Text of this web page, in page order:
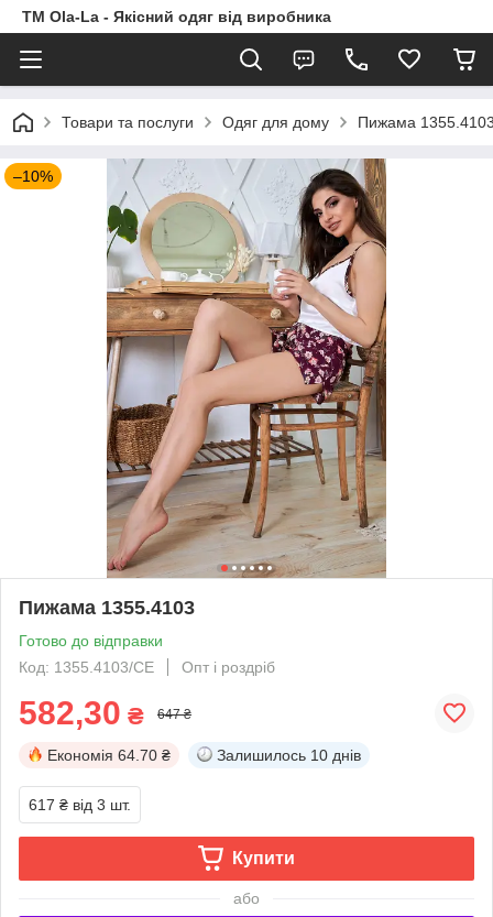
TM Ola-La - Якісний одяг від виробника
Товари та послуги Одяг для дому Пижама
–10%
Пижама 1355.4103
Готово до відправки
Код: 1355.4103/СЕ
Опт і роздріб
582,30 ₴ 647 ₴
Економія 64.70 ₴ Залишилось 10 днів
617 ₴ від 3 шт.
Купити
або